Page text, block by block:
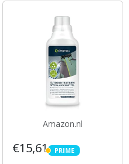
Amazon.nl
€15,61 PRIME
PRIME